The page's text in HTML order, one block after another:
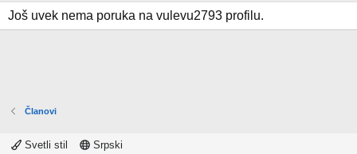
Još uvek nema poruka na vulevu2793 profilu.
Članovi
Svetli stil
Srpski